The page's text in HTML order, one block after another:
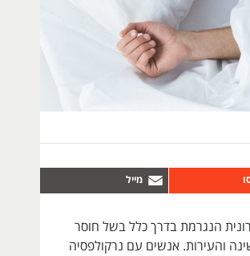
הנגרמת בדרך כלל בשל חוסר
והעירות. אנשים עם נרקולפסיה